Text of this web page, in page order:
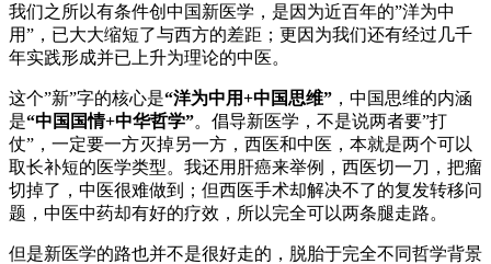
我们之所以有条件创中国新医学，是因为近百年的”洋为中
用”，已大大缩短了与西方的差距；更因为我们还有经过几千
年实践形成并已上升为理论的中医。
这个”新”字的核心是“洋为中用+中国思维” ，中国思维的内涵
是“中国国情+中华哲学”。倡导新医学，不是说两者要”打
仗”，一定要一方灭掉另一方，西医和中医，本就是两个可以
取长补短的医学类型。我还用肝癌来举例，西医切一刀，把瘤
切掉了，中医很难做到；但西医手术却解决不了的复发转移问
题，中医中药却有好的疗效，所以完全可以两条腿走路。
但是新医学的路也并不是很好走的，脱胎于完全不同哲学背景